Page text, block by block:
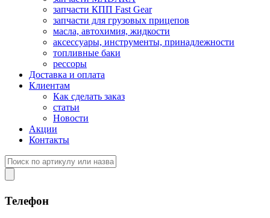
запчасти КПП Fast Gear
запчасти для грузовых прицепов
масла, автохимия, жидкости
аксессуары, инструменты, принадлежности
топливные баки
рессоры
Доставка и оплата
Клиентам
Как сделать заказ
статьи
Новости
Акции
Контакты
Телефон